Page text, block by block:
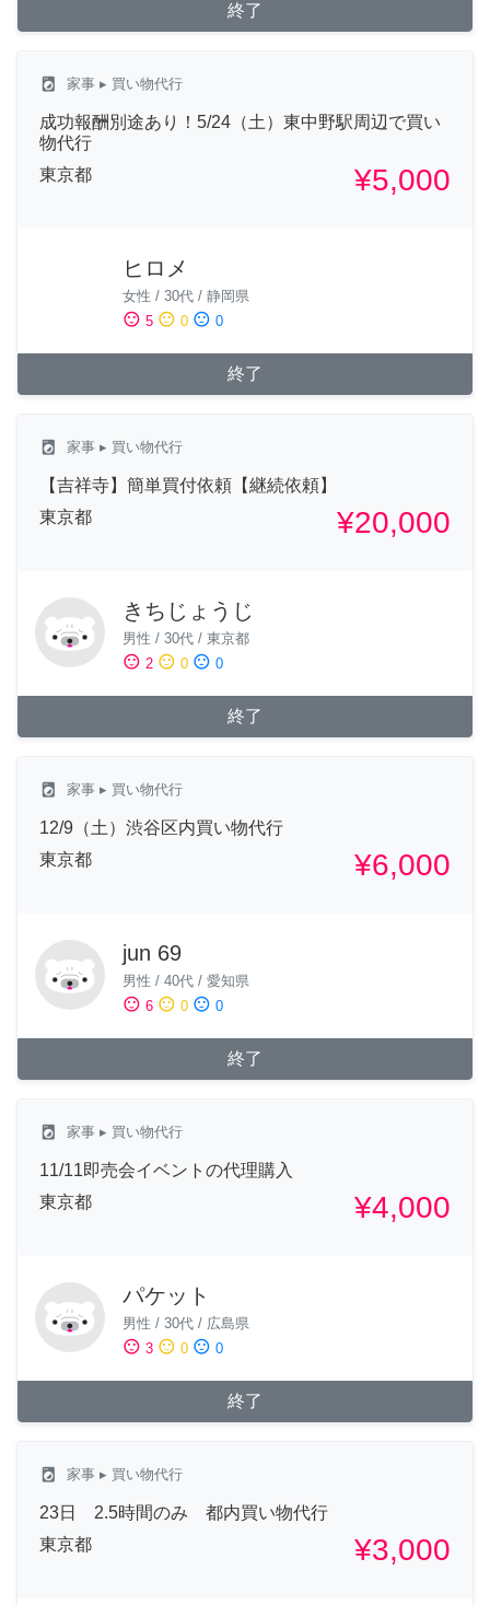
終了
local_laundry_service 家事 ▸ 買い物代行
成功報酬別途あり！5/24（土）東中野駅周辺で買い
物代行
東京都
¥5,000
ヒロメ
女性 / 30代 / 静岡県
sentiment_satisfied 5 sentiment_neutral 0 sentiment_dissatisfied 0
終了
local_laundry_service 家事 ▸ 買い物代行
【吉祥寺】簡単買付依頼【継続依頼】
東京都
¥20,000
きちじょうじ
男性 / 30代 / 東京都
sentiment_satisfied 2 sentiment_neutral 0 sentiment_dissatisfied 0
終了
local_laundry_service 家事 ▸ 買い物代行
12/9（土）渋谷区内買い物代行
東京都
¥6,000
jun 69
男性 / 40代 / 愛知県
sentiment_satisfied 6 sentiment_neutral 0 sentiment_dissatisfied 0
終了
local_laundry_service 家事 ▸ 買い物代行
11/11即売会イベントの代理購入
東京都
¥4,000
パケット
男性 / 30代 / 広島県
sentiment_satisfied 3 sentiment_neutral 0 sentiment_dissatisfied 0
終了
local_laundry_service 家事 ▸ 買い物代行
23日 2.5時間のみ 都内買い物代行
東京都
¥3,000